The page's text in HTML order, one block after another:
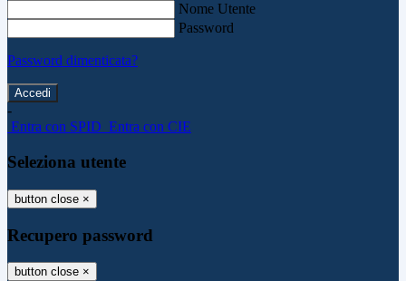
Nome Utente
Password
Password dimenticata?
-
Entra con SPID Entra con CIE
Seleziona utente
button close ×
Recupero password
button close ×